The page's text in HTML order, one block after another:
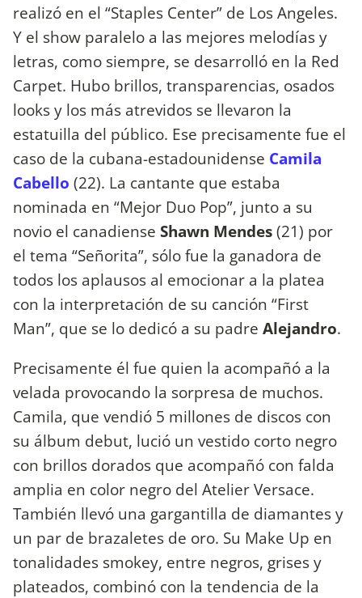
realizó en el “Staples Center” de Los Angeles.
Y el show paralelo a las mejores melodías y
letras, como siempre, se desarrolló en la Red
Carpet. Hubo brillos, transparencias, osados
looks y los más atrevidos se llevaron la
estatuilla del público. Ese precisamente fue el
caso de la cubana-estadounidense Camila
Cabello (22). La cantante que estaba
nominada en “Mejor Duo Pop”, junto a su
novio el canadiense Shawn Mendes(21) por
el tema “Señorita”, sólo fue la ganadora de
todos los aplausos al emocionar a la platea
con la interpretación de su canción “First
Man”, que se lo dedicó a su padre Alejandro.
Precisamente él fue quien la acompañó a la
velada provocando la sorpresa de muchos.
Camila, que vendió 5 millones de discos con
su álbum debut, lució un vestido corto negro
con brillos dorados que acompañó con falda
amplia en color negro del Atelier Versace.
También llevó una gargantilla de diamantes y
un par de brazaletes de oro. Su Make Up en
tonalidades smokey, entre negros, grises y
plateados, combinó con la tendencia de la